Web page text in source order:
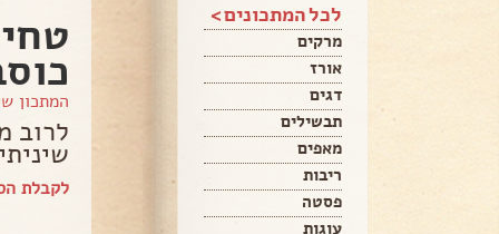
לכל המתכונים >
מרקים
אורז
דגים
תבשילים
מאפים
ריבות
פסטה
עוגות
המתכון
לרוב
לקבלת